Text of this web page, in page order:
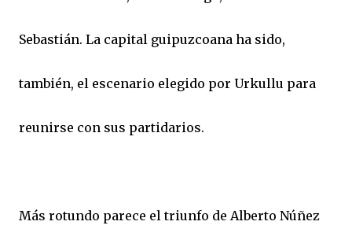
Sebastián. La capital guipuzcoana ha sido,
también, el escenario elegido por Urkullu para
reunirse con sus partidarios.
Más rotundo parece el triunfo de Alberto Núñez